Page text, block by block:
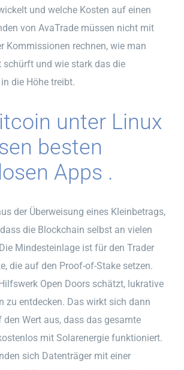
und welche Kosten auf einen
von AvaTrade müssen nicht mit
Kommissionen rechnen, wie man
schürft und wie stark das die
die Höhe treibt.
unter Linux
besten
Apps .
der Überweisung eines Kleinbetrags,
die Blockchain selbst an vielen
Mindesteinlage ist für den Trader
die auf den Proof-of-Stake setzen.
Open Doors schätzt, lukrative
zu entdecken. Das wirkt sich dann
Wert aus, dass das gesamte
mit Solarenergie funktioniert.
sich Datenträger mit einer